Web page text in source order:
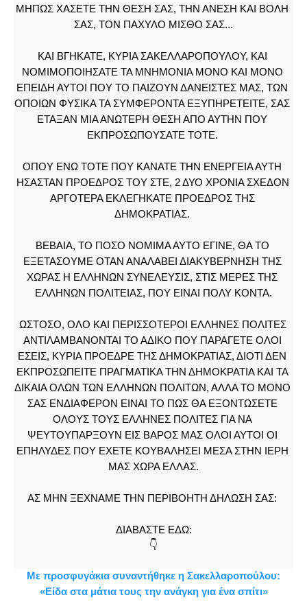
ΜΗΠΩΣ ΧΑΣΕΤΕ ΤΗΝ ΘΕΣΗ ΣΑΣ, ΤΗΝ ΑΝΕΣΗ ΚΑΙ ΒΟΛΗ
ΣΑΣ, ΤΟΝ ΠΑΧΥΛΟ ΜΙΣΘΟ ΣΑΣ...
ΚΑΙ ΒΓΗΚΑΤΕ, ΚΥΡΙΑ ΣΑΚΕΛΛΑΡΟΠΟΥΛΟΥ, ΚΑΙ
ΝΟΜΙΜΟΠΟΙΗΣΑΤΕ ΤΑ ΜΝΗΜΟΝΙΑ ΜΟΝΟ ΚΑΙ ΜΟΝΟ
ΕΠΕΙΔΗ ΑΥΤΟΙ ΠΟΥ ΤΟ ΠΑΙΖΟΥΝ ΔΑΝΕΙΣΤΕΣ ΜΑΣ, ΤΩΝ
ΟΠΟΙΩΝ ΦΥΣΙΚΑ ΤΑ ΣΥΜΦΕΡΟΝΤΑ ΕΞΥΠΗΡΕΤΕΙΤΕ, ΣΑΣ
ΕΤΑΞΑΝ ΜΙΑ ΑΝΩΤΕΡΗ ΘΕΣΗ ΑΠΟ ΑΥΤΗΝ ΠΟΥ
ΕΚΠΡΟΣΩΠΟΥΣΑΤΕ ΤΟΤΕ.
ΟΠΟΥ ΕΝΩ ΤΟΤΕ ΠΟΥ ΚΑΝΑΤΕ ΤΗΝ ΕΝΕΡΓΕΙΑ ΑΥΤΗ
ΗΣΑΣΤΑΝ ΠΡΟΕΔΡΟΣ ΤΟΥ ΣΤΕ, 2 ΔΥΟ ΧΡΟΝΙΑ ΣΧΕΔΟΝ
ΑΡΓΟΤΕΡΑ ΕΚΛΕΓΗΚΑΤΕ ΠΡΟΕΔΡΟΣ ΤΗΣ
ΔΗΜΟΚΡΑΤΙΑΣ.
ΒΕΒΑΙΑ, ΤΟ ΠΟΣΟ ΝΟΜΙΜΑ ΑΥΤΟ ΕΓΙΝΕ, ΘΑ ΤΟ
ΕΞΕΤΑΣΟΥΜΕ ΟΤΑΝ ΑΝΑΛΑΒΕΙ ΔΙΑΚΥΒΕΡΝΗΣΗ ΤΗΣ
ΧΩΡΑΣ Η ΕΛΛΗΝΩΝ ΣΥΝΕΛΕΥΣΙΣ, ΣΤΙΣ ΜΕΡΕΣ ΤΗΣ
ΕΛΛΗΝΩΝ ΠΟΛΙΤΕΙΑΣ, ΠΟΥ ΕΙΝΑΙ ΠΟΛΥ ΚΟΝΤΑ.
ΩΣΤΟΣΟ, ΟΛΟ ΚΑΙ ΠΕΡΙΣΣΟΤΕΡΟΙ ΕΛΛΗΝΕΣ ΠΟΛΙΤΕΣ
ΑΝΤΙΛΑΜΒΑΝΟΝΤΑΙ ΤΟ ΑΔΙΚΟ ΠΟΥ ΠΑΡΑΓΕΤΕ ΟΛΟΙ
ΕΣΕΙΣ, ΚΥΡΙΑ ΠΡΟΕΔΡΕ ΤΗΣ ΔΗΜΟΚΡΑΤΙΑΣ, ΔΙΟΤΙ ΔΕΝ
ΕΚΠΡΟΣΩΠΕΙΤΕ ΠΡΑΓΜΑΤΙΚΑ ΤΗΝ ΔΗΜΟΚΡΑΤΙΑ ΚΑΙ ΤΑ
ΔΙΚΑΙΑ ΟΛΩΝ ΤΩΝ ΕΛΛΗΝΩΝ ΠΟΛΙΤΩΝ, ΑΛΛΑ ΤΟ ΜΟΝΟ
ΣΑΣ ΕΝΔΙΑΦΕΡΟΝ ΕΙΝΑΙ ΤΟ ΠΩΣ ΘΑ ΕΞΟΝΤΩΣΕΤΕ
ΟΛΟΥΣ ΤΟΥΣ ΕΛΛΗΝΕΣ ΠΟΛΙΤΕΣ ΓΙΑ ΝΑ
ΨΕΥΤΟΥΠΑΡΞΟΥΝ ΕΙΣ ΒΑΡΟΣ ΜΑΣ ΟΛΟΙ ΑΥΤΟΙ ΟΙ
ΕΠΗΛΥΔΕΣ ΠΟΥ ΕΧΕΤΕ ΚΟΥΒΑΛΗΣΕΙ ΜΕΣΑ ΣΤΗΝ ΙΕΡΗ
ΜΑΣ ΧΩΡΑ ΕΛΛΑΣ.
ΑΣ ΜΗΝ ΞΕΧΝΑΜΕ ΤΗΝ ΠΕΡΙΒΟΗΤΗ ΔΗΛΩΣΗ ΣΑΣ:
ΔΙΑΒΑΣΤΕ ΕΔΩ:
👇
Με προσφυγάκια συναντήθηκε η Σακελλαροπούλου:
«Είδα στα μάτια τους την ανάγκη για ένα σπίτι»